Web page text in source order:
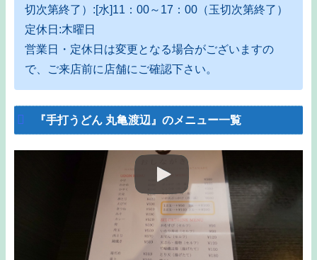
切次第終了）:[水]11：00～17：00（玉切次第終了）
定休日:木曜日
営業日・定休日は変更となる場合がございますの
で、ご来店前に店舗にご確認下さい。
『手打うどん 丸亀渡辺』のメニュー一覧